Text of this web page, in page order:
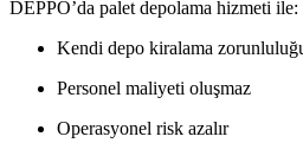
DEPPO’da palet depolama hizmeti ile:
Kendi depo kiralama
Personel maliyeti oluşmaz
Operasyonel risk azalır